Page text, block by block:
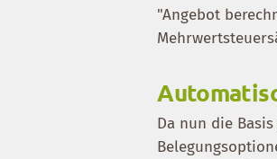
"Angebot
Da nun die